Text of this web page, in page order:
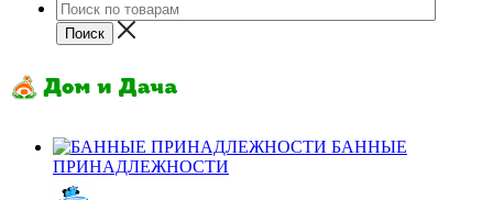
БАННЫЕ
ПРИНАДЛЕЖНОСТИ